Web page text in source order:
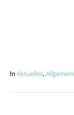
InAktuelles,Allgemein